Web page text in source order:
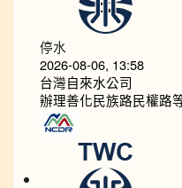
停水
2026-08-06, 13:58
台灣自來水公司
辦理善化民族路民權路